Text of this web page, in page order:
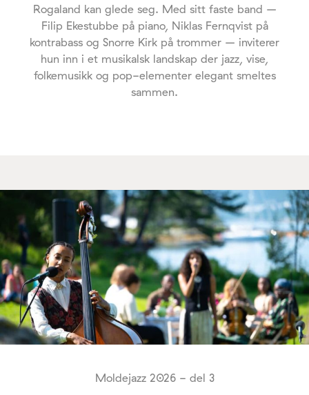
Rogaland kan glede seg. Med sitt faste band –
Filip Ekestubbe på piano, Niklas Fernqvist på
kontrabass og Snorre Kirk på trommer – inviterer
hun inn i et musikalsk landskap der jazz, vise,
folkemusikk og pop-elementer elegant smeltes
sammen.
Moldejazz 2026 - del 3